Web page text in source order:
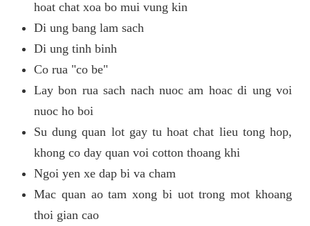
hoat chat xoa bo mui vung kin
Di ung bang lam sach
Di ung tinh binh
Co rua "co be"
Lay bon rua sach nach nuoc am hoac di ung voi
nuoc ho boi
Su dung quan lot gay tu hoat chat lieu tong hop,
khong co day quan voi cotton thoang khi
Ngoi yen xe dap bi va cham
Mac quan ao tam xong bi uot trong mot khoang
thoi gian cao